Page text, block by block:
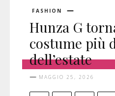
FASHION
Hunza G
costume più
dell’estate
MAGGIO 25, 2026